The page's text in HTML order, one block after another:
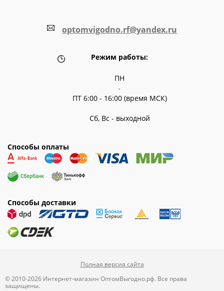
optomvigodno.rf@yandex.ru
Режим работы:
ПН
-
ПТ 6:00 - 16:00 (время МСК)
Сб, Вс - выходной
Способы оплаты
Способы доставки
Полная версия сайта
© 2010-2026 Интернет-магазин ОптомВыгодно.рф. Все права
защищены.